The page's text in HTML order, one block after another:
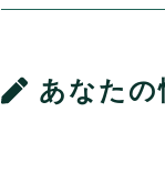
あなたの